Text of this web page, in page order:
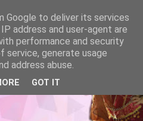
Google to deliver its services
address and user-agent are
performance and security
service, generate usage
address abuse.
GOT IT